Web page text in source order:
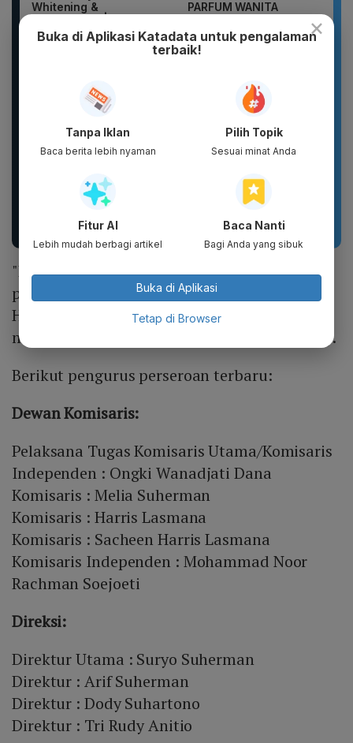
Whitening &
PARFUM WANITA
TAHAN...
tissu jolly pop up, jolly
250 shet, jolly 200shet
Sandal Pria Wanita
CLOSS Waterproof Anti
Slip Cepat Kering Anti...
"Perseroan menyampaikan terima kasih dan
penghargaan atas kontribusi dan dedikasi
Hans Gunadi dan Suryo Suherman selama
melaksanakan masa jabatannya," tutur Rudy.
Berikut pengurus perseroan terbaru:
Dewan Komisaris:
Pelaksana Tugas Komisaris Utama/Komisaris
Independen : Ongki Wanadjati Dana
Komisaris : Melia Suherman
Komisaris : Harris Lasmana
Komisaris : Sacheen Harris Lasmana
Komisaris Independen : Mohammad Noor
Rachman Soejoeti
Direksi:
Direktur Utama : Suryo Suherman
Direktur : Arif Suherman
Direktur : Dody Suhartono
Direktur : Tri Rudy Anitio
×
Buka di Aplikasi Katadata untuk pengalaman
terbaik!
Tanpa Iklan
Baca berita lebih nyaman
Pilih Topik
Sesuai minat Anda
Fitur AI
Lebih mudah berbagi artikel
Baca Nanti
Bagi Anda yang sibuk
Buka di Aplikasi
Tetap di Browser